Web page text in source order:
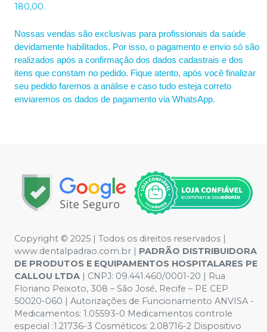
180,00.
Nossas vendas são exclusivas para profissionais da saúde
devidamente habilitados. Por isso, o pagamento e envio só são
realizados após a confirmação dos dados cadastrais e dos
itens que constam no pedido. Fique atento, após você finalizar
seu pedido faremos a análise e caso tudo esteja correto
enviaremos os dados de pagamento via WhatsApp.
Copyright © 2025 | Todos os direitos reservados |
www.dentalpadrao.com.br | PADRÃO DISTRIBUIDORA
DE PRODUTOS E EQUIPAMENTOS HOSPITALARES PE
CALLOU LTDA | CNPJ: 09.441.460/0001-20 | Rua
Floriano Peixoto, 308 – São José, Recife – PE CEP
50020-060 | Autorizações de Funcionamento ANVISA -
Medicamentos: 1.05593-0 Medicamentos controle
especial :1.21736-3 Cosméticos: 2.08716-2 Dispositivo